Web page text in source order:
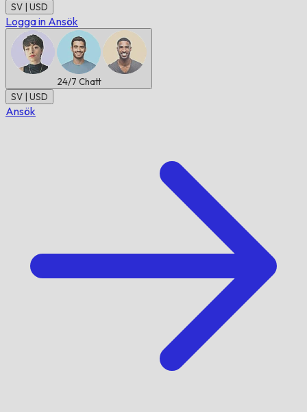
SV | USD
Logga in Ansök
24/7 Chatt
SV | USD
Ansök